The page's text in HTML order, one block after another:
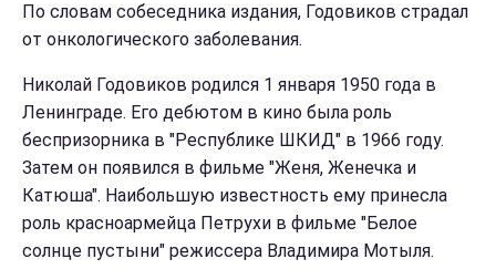
По словам собеседника издания, Годовиков страдал
от онкологического заболевания.
Николай Годовиков родился 1 января 1950 года в
Ленинграде. Его дебютом в кино была роль
беспризорника в "Республике ШКИД" в 1966 году.
Затем он появился в фильме "Женя, Женечка и
Катюша". Наибольшую известность ему принесла
роль красноармейца Петрухи в фильме "Белое
солнце пустыни" режиссера Владимира Мотыля.